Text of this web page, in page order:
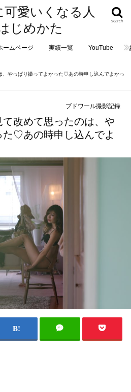
愛いくなる人
じめかた
search
ームページ 実績一覧 YouTube
、やっぱり撮ってよかった♡あの時申し込んでよかっ
ブドワール撮影記録
て改めて思ったのは、や
た♡あの時申し込んでよ